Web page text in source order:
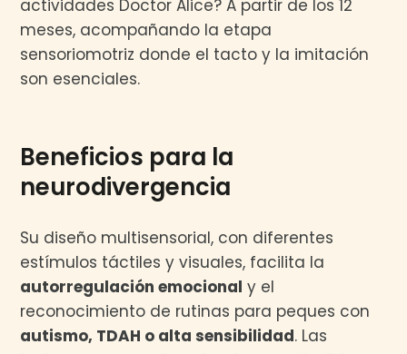
actividades Doctor Alice? A partir de los 12
meses, acompañando la etapa
sensoriomotriz donde el tacto y la imitación
son esenciales.
Beneficios para la
neurodivergencia
Su diseño multisensorial, con diferentes
estímulos táctiles y visuales, facilita la
autorregulación emocional y el
reconocimiento de rutinas para peques con
autismo, TDAH o alta sensibilidad. Las